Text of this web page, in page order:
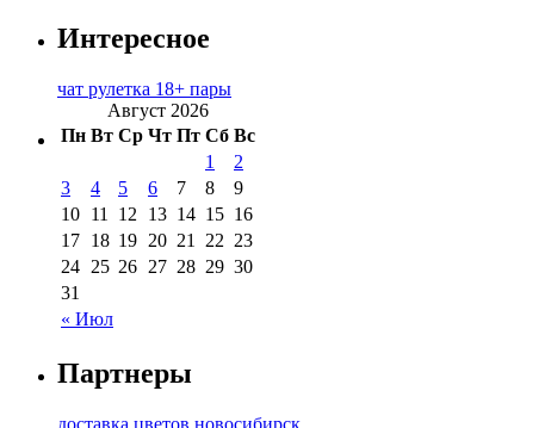
Интересное
чат рулетка 18+ пары
Август 2026
Пн Вт Ср Чт Пт Сб Вс
« Июл
1
2
3
4 5 6 7 8
9
10 11 12 13 14 15 16
17 18 19 20 21 22 23
24 25 26 27 28 29 30
31
Партнеры
доставка цветов новосибирск